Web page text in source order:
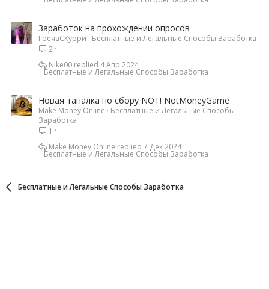
Заработок на прохождении опросов
ГречаСКуррй
Бесплатные и Легальные Способы Заработка
2
Бесплатные и Легальные Способы Заработка
4 Апр 2024
Nike00
Новая тапалка по сбору NOT! NotMoneyGame
Make Money Online
Бесплатные и Легальные Способы
Заработка
1
Бесплатные и Легальные Способы Заработка
7 Дек 2024
Make Money Online
Бесплатные и Легальные Способы Заработка